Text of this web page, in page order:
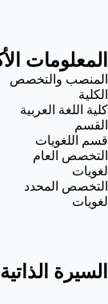
المعلومات
المنصب والتخصص
الكلية
كلية اللغة العربية
القسم
قسم اللغويات
التخصص العام
لغويات
التخصص المحدد
لغويات
السيرة الذاتية